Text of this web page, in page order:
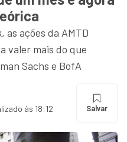
as ações da AMTD
valer mais do que
Sachs e BofA
às 18:12 Salvar